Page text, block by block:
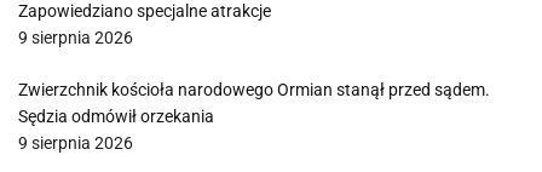
Zapowiedziano specjalne atrakcje
9 sierpnia 2026
Zwierzchnik kościoła narodowego Ormian stanął przed sądem.
Sędzia odmówił orzekania
9 sierpnia 2026